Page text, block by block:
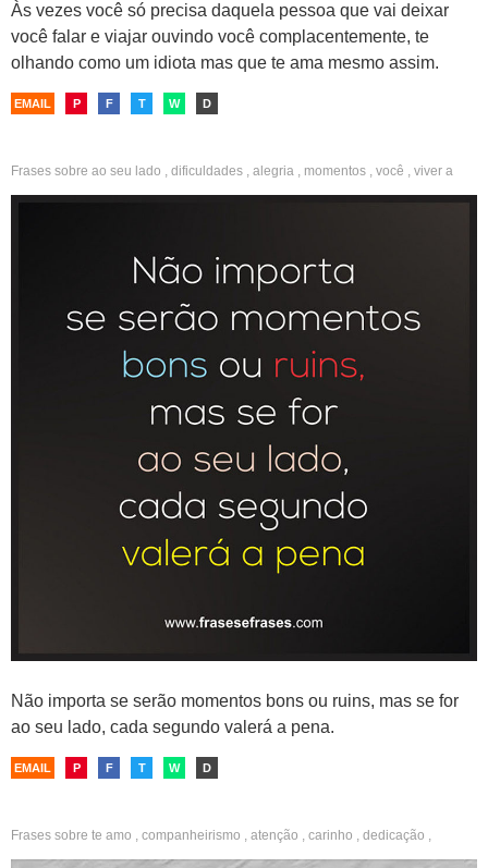
Às vezes você só precisa daquela pessoa que vai deixar
você falar e viajar ouvindo você complacentemente, te
olhando como um idiota mas que te ama mesmo assim.
EMAIL P F T W D
Frases sobre ao seu lado , dificuldades , alegria , momentos , você , viver a
Não importa se serão momentos bons ou ruins, mas se for
ao seu lado, cada segundo valerá a pena.
EMAIL P F T W D
Frases sobre te amo , companheirismo , atenção , carinho , dedicação ,